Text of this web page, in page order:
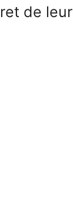
de leur